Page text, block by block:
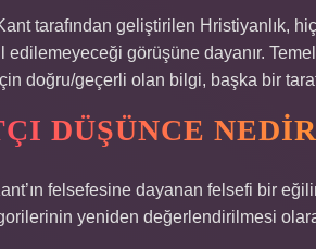
tarafından geliştirilen Hristiyanlık,
edilemeyeceği görüşüne dayanır.
doğru/geçerli olan bilgi, başka bir
DÜŞÜNCE
felsefesine dayanan felsefi bir
yeniden değerlendirilmesi